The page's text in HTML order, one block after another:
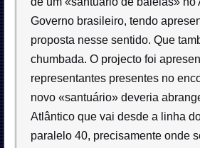
Governo brasileiro, tendo
proposta nesse sentido. Que
chumbada. O projecto foi
representantes presentes no
novo «santuário» deveria
Atlântico que vai desde a linha
paralelo 40, precisamente onde